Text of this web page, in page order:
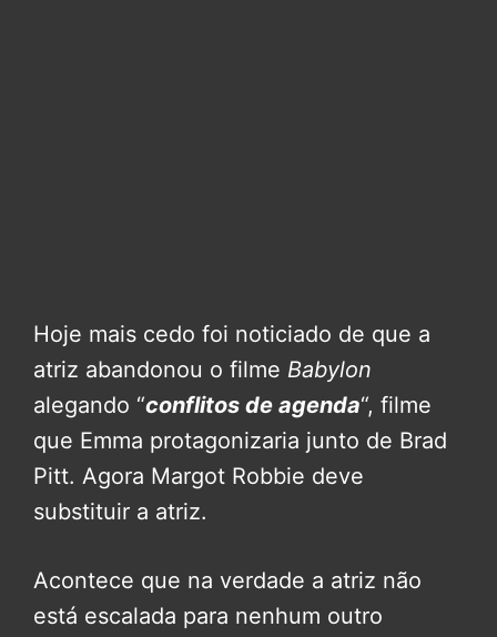
Hoje mais cedo foi noticiado de que a
atriz abandonou o filme Babylon
alegando “conflitos de agenda“, filme
que Emma protagonizaria junto de Brad
Pitt. Agora Margot Robbie deve
substituir a atriz.
Acontece que na verdade a atriz não
está escalada para nenhum outro